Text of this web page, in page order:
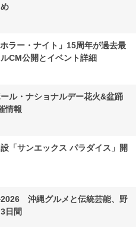
ラー・ナイト」15周年が過去最
CM公開とイベント詳細
ル・ナショナルデー花火&盆踊
情報
「サンエックス パラダイス」開
2026 沖縄グルメと伝統芸能、野
日間